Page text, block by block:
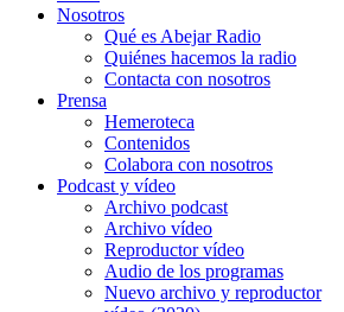
Nosotros
Qué es Abejar Radio
Quiénes hacemos la radio
Contacta con nosotros
Prensa
Hemeroteca
Contenidos
Colabora con nosotros
Podcast y vídeo
Archivo podcast
Archivo vídeo
Reproductor vídeo
Audio de los programas
Nuevo archivo y reproductor